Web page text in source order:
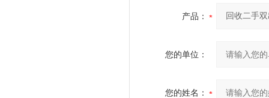
产品：
您的单位：
您的姓名：